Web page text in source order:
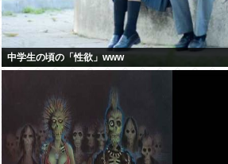
中学生の頃の「性欲」www